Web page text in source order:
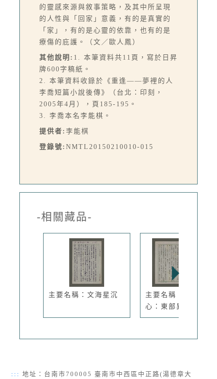
的靈感來源與敘事策略，及其中所呈現
的人性與「回家」意義，有的是真實的
「家」，有的是心靈的依靠，也有的是
療傷的庇護。（文／歐人鳳）
其他說明: 1. 本筆資料共11頁，寫於日昇
牌600字稿紙。
2. 本筆資料收錄於《重逢——夢裡的人
李喬短篇小說後傳》（台北：印刻，
2005年4月），頁185-195。
3. 李喬本名李能棋。
提供者: 李能棋
登錄號: NMTL20150210010-015
-相關藏品-
主要名稱：文海星沉
主要名稱：文化點
心：東部異象
::: 地址：台南市700005 臺南市中西區中正路(湯德章大